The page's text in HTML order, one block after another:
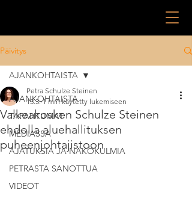
Päivitys
AJANKOHTAISTA
TAPAHTUMAT
MEDIASSA
AJATUKSIA JA NÄKÖKULMIA
PETRASTA SANOTTUA
VIDEOT
AJANKOHTAISTA
Valkeakosken Schulze Steinen
ehdolla aluehallituksen
puheenjohtajistoon
Petra Schulze Steinen
13.3. 1 min käytetty lukemiseen